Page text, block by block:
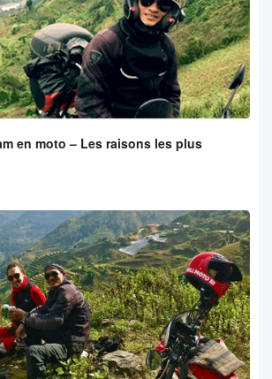
en moto – Les raisons les plus